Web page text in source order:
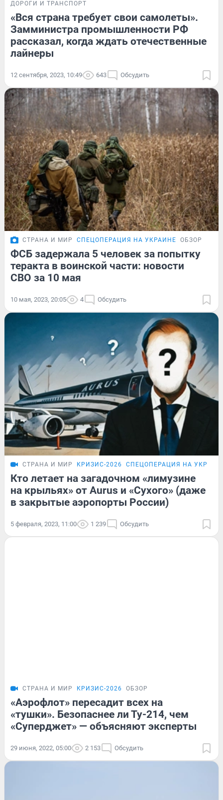
ДОРОГИ И ТРАНСПОРТ
«Вся страна требует свои самолеты».
Замминистра промышленности РФ
рассказал, когда ждать отечественные
лайнеры
12 сентября, 2023, 10:49 643 Обсудить
СТРАНА И МИР СПЕЦОПЕРАЦИЯ НА УКРАИНЕ ОБЗОР
ФСБ задержала 5 человек за попытку
теракта в воинской части: новости
СВО за 10 мая
10 мая, 2023, 20:05 4 Обсудить
СТРАНА И МИР КРИЗИС-2026 СПЕЦОПЕРАЦИЯ НА
Кто летает на загадочном «лимузине
на крыльях» от Aurus и «Сухого» (даже
в закрытые аэропорты России)
5 февраля, 2023, 11:00 1 239 Обсудить
СТРАНА И МИР КРИЗИС-2026 ОБЗОР
«Аэрофлот» пересадит всех на
«тушки». Безопаснее ли Ту-214, чем
«Суперджет» — объясняют эксперты
29 июня, 2022, 05:00 2 153 Обсудить